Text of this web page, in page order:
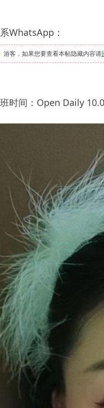
WhatsApp：
游客，如果您要查看本帖隐藏内容请
时间：Open Daily